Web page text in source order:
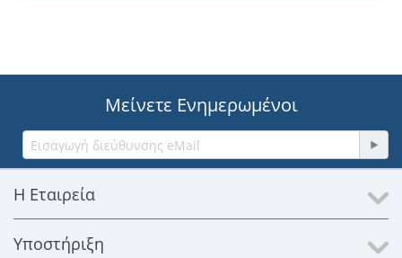
Μείνετε Ενημερωμένοι
Η Εταιρεία
Υποστήριξη